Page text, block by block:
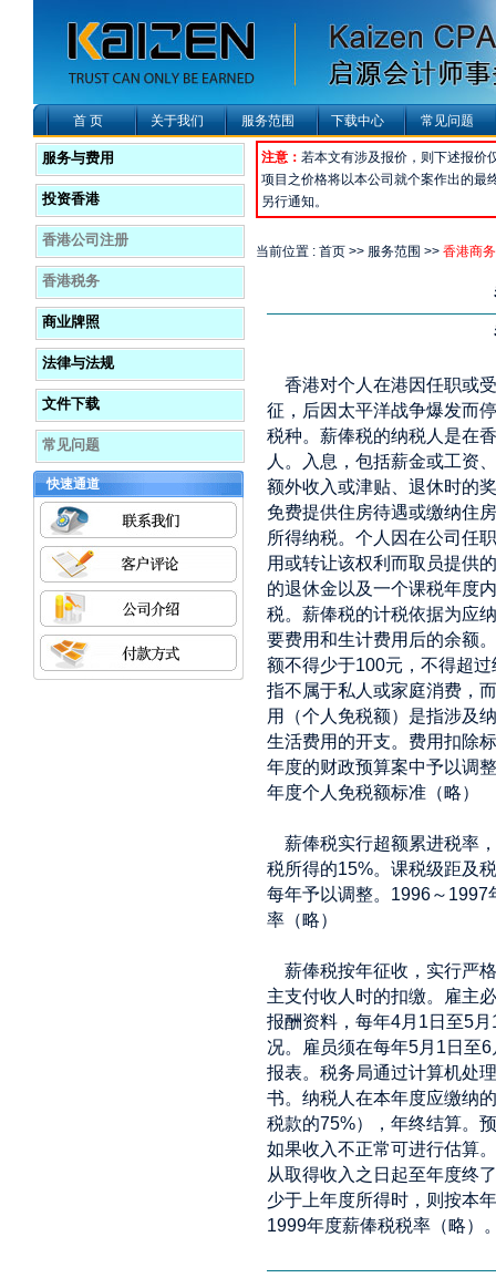
首 页 关于我们 服务范围 下载中心 常见问题
服务与费用
投资香港
香港公司注册
香港税务
商业牌照
法律与法规
文件下载
常见问题
快速通道
注意： 若本文有涉及报价，则下述报价
项目之价格将以本公司就个案作出的最
另行通知。
当前位置 : 首页 >> 服务范围 >> 香港商
香港对个人在港因任职或
征，后因太平洋战争爆发而
税种。薪俸税的纳税人是在
人。入息，包括薪金或工资
额外收入或津贴、退休时的
免费提供住房待遇或缴纳住
所得纳税。个人因在公司任
用或转让该权利而取员提供
的退休金以及一个课税年度
税。薪俸税的计税依据为应
要费用和生计费用后的余额
额不得少于100元，不得超
指不属于私人或家庭消费，
用（个人免税额）是指涉及
生活费用的开支。费用扣除
年度的财政预算案中予以调
年度个人免税额标准（略）
薪俸税实行超额累进税率
税所得的15%。课税级距及
每年予以调整。1996～
率（略）
薪俸税按年征收，实行严
主支付收人时的扣缴。雇主
报酬资料，每年4月1日至5
况。雇员须在每年5月1日至
报表。税务局通过计算机处
书。纳税人在本年度应缴纳
税款的75%），年终结算。
如果收入不正常可进行估算
从取得收入之日起至年度终
少于上年度所得时，则按本
1999年度薪俸税税率（略）